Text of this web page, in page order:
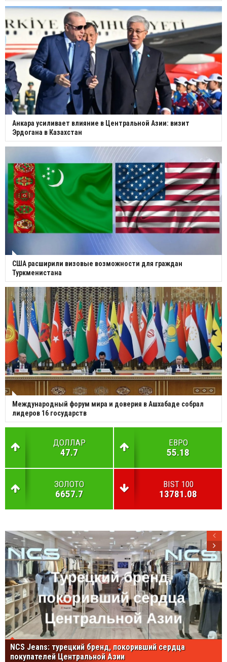
Анкара усиливает влияние в Центральной Азии: визит
Эрдогана в Казахстан
США расширили визовые возможности для граждан
Туркменистана
Международный форум мира и доверия в Ашхабаде собрал
лидеров 16 государств
ДОЛЛАР
47.7
ЕВРО
55.18
ЗОЛОТО
6657.7
BIST 100
13781.08
NCS Jeans: турецкий бренд, покоривший сердца
покупателей Центральной Азии